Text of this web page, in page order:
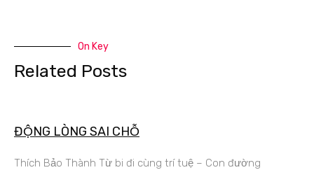
On Key
Related Posts
ĐỘNG LÒNG SAI CHỖ
Thích Bảo Thành Từ bi đi cùng trí tuệ – Con đường